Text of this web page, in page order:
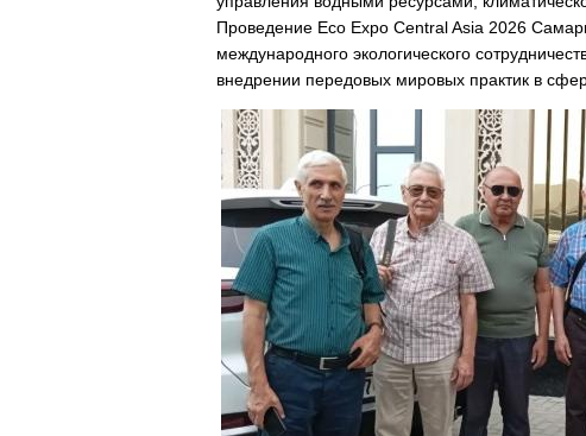
Проведение Eco Expo Central Asia 2026
международного экологического
внедрении передовых мировых практик в